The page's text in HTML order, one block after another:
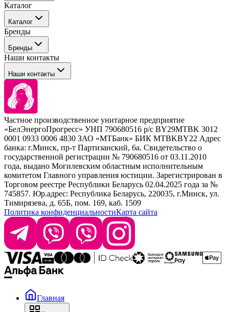
События
Покупателю
Каталог
Каталог
Профессиональные средства для окрашивания волос
Сервисные средства
Уход
Стайлинг
Брови и ресницы
Барберинг
Наборы
Расходные материалы
Бренды
Бренды
Tefia
Concept
Kezy
Barex
Sim Sensitive
Kebren
Selective Professional
White Line
Наши контакты
Наши контакты
+ 375 44 7233514
+ 375 29 1649505
info@krasabel.by
Офис: г. Минск, ул. Тимирязева 65Б, офис 1509
Склад: г. Минск, ул. Домбровская, 15
Время работы: пн–чт 9:00–17:30, пт 9:00–17:00
Частное производственное унитарное предприятие
«БелЭнергоПрогресс» УНП 790680516 р/с BY29MTBK 3012
0001 0933 0006 4830 ЗАО «МТБанк» БИК MTBKBY22 Адрес
банка: г.Минск, пр-т Партизанский, 6а. Свидетельство о
государственной регистрации № 790680516 от 03.11.2010
года, выдано Могилевским областным исполнительным
комитетом Главного управления юстиции. Зарегистрирован в
Торговом реестре Республики Беларусь 02.04.2025 года за №
745857. Юр.адрес: Республика Беларусь, 220035, г.Минск, ул.
Тимирязева, д. 65Б, пом. 169, каб. 1509
Политика конфиденциальностиКарта сайта
Главная